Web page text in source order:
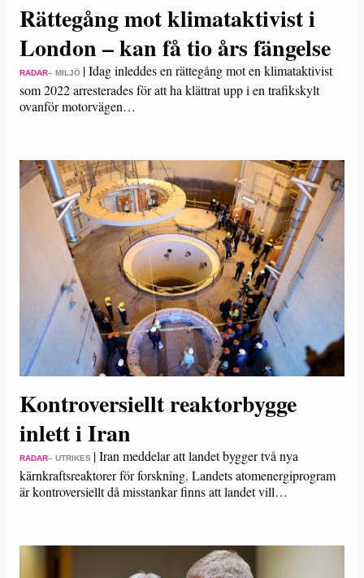
Rättegång mot klimataktivist i
London – kan få tio års fängelse
RADAR– MILJÖ |Idag inleddes en rättegång mot en klimataktivist
som 2022 arresterades för att ha klättrat upp i en trafikskylt
ovanför motorvägen…
Kontroversiellt reaktorbygge
inlett i Iran
RADAR– UTRIKES |Iran meddelar att landet bygger två nya
kärnkraftsreaktorer för forskning. Landets atomenergiprogram
är kontroversiellt då misstankar finns att landet vill…